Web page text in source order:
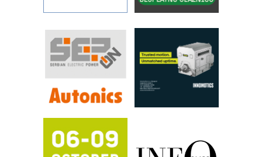
Art Utopia Studio – vizuelne priče
RILINEX kompanije Rittal
FANUC: Najbolje za vašu pametnu
automatizaciju
Efikasno upravljanje energijom
Automatizacija pakovanja · Display
Proizvodnja iC7 Hybrid 1500 VDC
mrežnog pretvarača sa tečnim
hlađenjem